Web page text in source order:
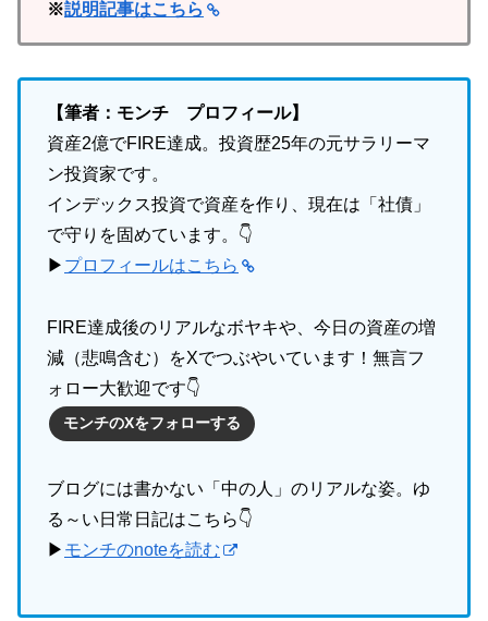
※説明記事はこちら
【筆者：モンチ プロフィール】
資産2億でFIRE達成。投資歴25年の元サラリーマ
ン投資家です。
インデックス投資で資産を作り、現在は「社債」
で守りを固めています。👇
▶ プロフィールはこちら
FIRE達成後のリアルなボヤキや、今日の資産の増
減（悲鳴含む）をXでつぶやいています！無言フ
ォロー大歓迎です👇
モンチのXをフォローする
ブログには書かない「中の人」のリアルな姿。ゆ
る～い日常日記はこちら👇
▶ モンチのnoteを読む